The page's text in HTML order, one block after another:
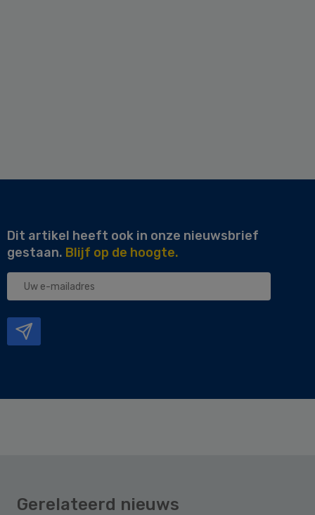
Dit artikel heeft ook in onze nieuwsbrief
gestaan. Blijf op de hoogte.
Uw
Gerelateerd nieuws